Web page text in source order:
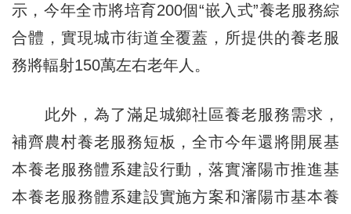
示，今年全市將培育200個“嵌入式”養老服務綜
合體，實現城市街道全覆蓋，所提供的養老服
務將輻射150萬左右老年人。
此外，為了滿足城鄉社區養老服務需求，
補齊農村養老服務短板，全市今年還將開展基
本養老服務體系建設行動，落實瀋陽市推進基
本養老服務體系建設實施方案和瀋陽市基本養